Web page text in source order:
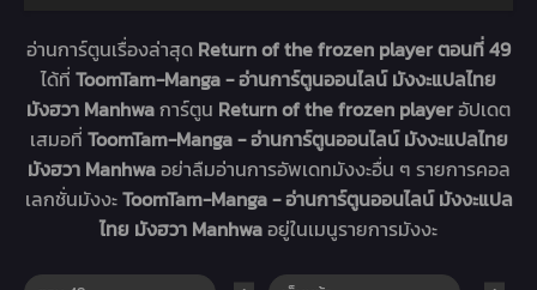
อ่านการ์ตูนเรื่องล่าสุด Return of the frozen player ตอนที่ 49
ได้ที่ ToomTam-Manga - อ่านการ์ตูนออนไลน์ มังงะแปลไทย
มังฮวา Manhwaการ์ตูน Return of the frozen playerอัปเดต
เสมอที่ ToomTam-Manga - อ่านการ์ตูนออนไลน์ มังงะแปลไทย
มังฮวา Manhwaอย่าลืมอ่านการอัพเดทมังงะอื่น ๆ รายการคอล
เลกชั่นมังงะToomTam-Manga - อ่านการ์ตูนออนไลน์ มังงะแปล
ไทย มังฮวา Manhwaอยู่ในเมนูรายการมังงะ